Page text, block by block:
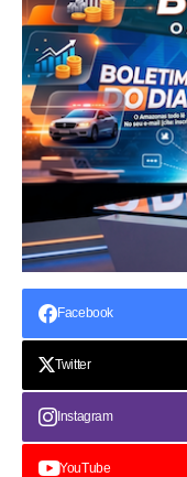
Facebook
Twitter
Instagram
YouTube